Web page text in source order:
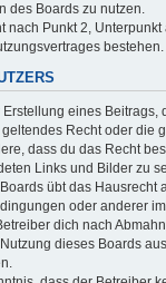
des Boards zu nutzen.
nach Punkt 2,
bestehen.
Erstellung eines Beitrags,
Recht oder die
dass du das Recht
Links und Bilder zu
übt das Hausrecht
oder anderer
dich nach
dieses Boards